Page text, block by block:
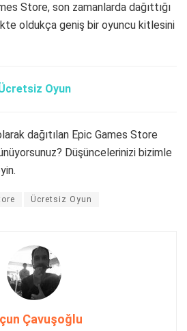
Store, son zamanlarda dağıttığı
oldukça geniş bir oyuncu kitlesini
Oyun
dağıtılan Epic Games Store
Düşüncelerinizi bizimle
Ücretsiz Oyun
Çavuşoğlu